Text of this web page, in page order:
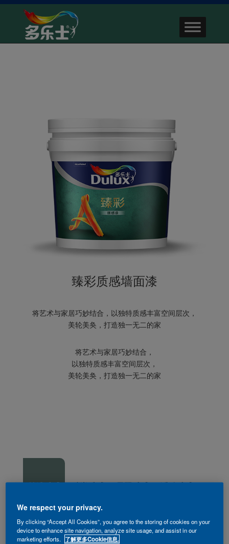
臻彩质感墙面漆
将艺术与家居巧妙结合，以独特质感丰富空间层次，
美轮美奂，打造独一无二的家
将艺术与家居巧妙结合，
以独特质感丰富空间层次，
美轮美奂，打造独一无二的家
丝绒质感 砂岩质感 星翠质感 浮雕质感
We respect your privacy.
By clicking “Accept All Cookies”, you agree to the storing of cookies on your
device to enhance site navigation, analyze site usage, and assist in our
marketing efforts. 了解更多Cookie信息.